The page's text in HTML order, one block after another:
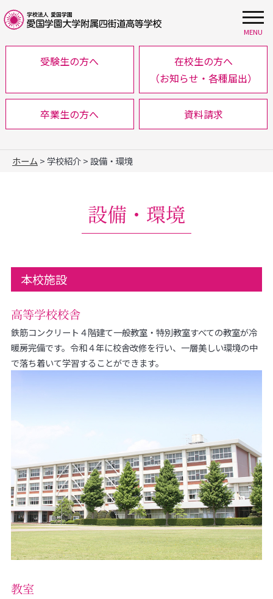
MENU
受験生の方へ
在校生の方へ
（お知らせ・各種届出）
卒業生の方へ 資料請求
ホーム > 学校紹介 > 設備・環境
設備・環境
本校施設
高等学校校舎
鉄筋コンクリート４階建て一般教室・特別教室すべての教室が冷
暖房完備です。令和４年に校舎改修を行い、一層美しい環境の中
で落ち着いて学習することができます。
教室